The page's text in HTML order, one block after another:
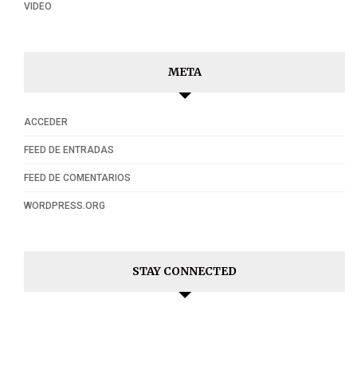
VIDEO
META
ACCEDER
FEED DE ENTRADAS
FEED DE COMENTARIOS
WORDPRESS.ORG
STAY CONNECTED